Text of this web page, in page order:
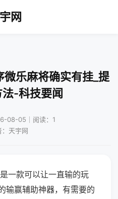
网
乐麻将确实有挂_提
-科技要闻
08-05｜阅读：1
：天宇网
一款可以让一直输的玩
输赢辅助神器，有需要的